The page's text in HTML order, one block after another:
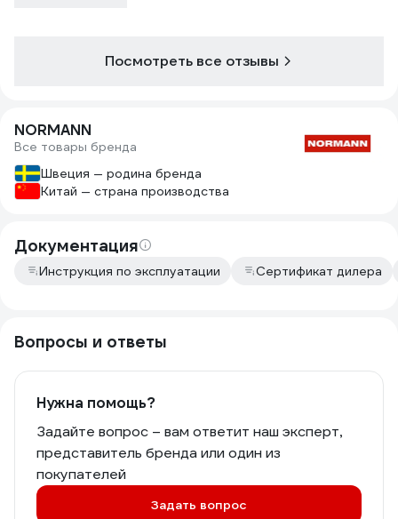
Посмотреть все отзывы
NORMANN
Все товары бренда
Швеция — родина бренда
Китай — страна производства
Документация
Инструкция по эксплуатации Сертификат дилера
Вопросы и ответы
Нужна помощь?
Задайте вопрос – вам ответит наш эксперт,
представитель бренда или один из
покупателей
Задать вопрос